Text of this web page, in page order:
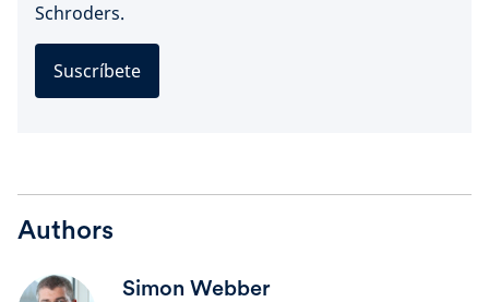
Schroders.
Suscríbete
Authors
Simon Webber